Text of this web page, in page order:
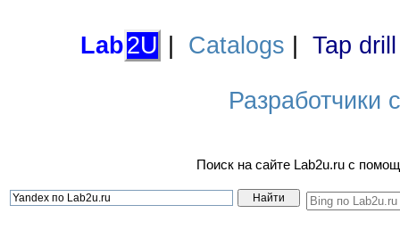
Lab2U Catalogs Tap
Разработчики
Поиск на сайте Lab2u.ru с